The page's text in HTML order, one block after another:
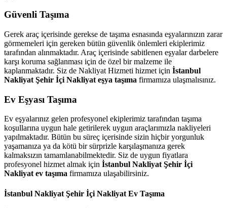
Güvenli Taşıma
Gerek araç içerisinde gerekse de taşıma esnasında eşyalarınızın zarar
görmemeleri için gereken bütün güvenlik önlemleri ekiplerimiz
tarafından alınmaktadır. Araç içerisinde sabitlenen eşyalar darbelere
karşı koruma sağlanması için de özel bir malzeme ile
kaplanmaktadır. Siz de Nakliyat Hizmeti hizmet için İstanbul
Nakliyat Şehir İçi Nakliyat eşya taşıma firmamıza ulaşmalısınız.
Ev Eşyası Taşıma
Ev eşyalarınız gelen profesyonel ekiplerimiz tarafından taşıma
koşullarına uygun hale getirilerek uygun araçlarımızla nakliyeleri
yapılmaktadır. Bütün bu süreç içerisinde sizin hiçbir yorgunluk
yaşamanıza ya da kötü bir sürprizle karşılaşmanıza gerek
kalmaksızın tamamlanabilmektedir. Siz de uygun fiyatlara
profesyonel hizmet almak için İstanbul Nakliyat Şehir İçi
Nakliyat ev taşıma firmamıza ulaşabilirsiniz.
İstanbul Nakliyat Şehir İçi Nakliyat Ev Taşıma